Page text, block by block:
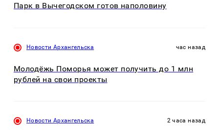
Парк в Вычегодском готов наполовину
Новости Архангельска час назад
Молодёжь Поморья может получить до 1 млн
рублей на свои проекты
Новости Архангельска 2 часа назад